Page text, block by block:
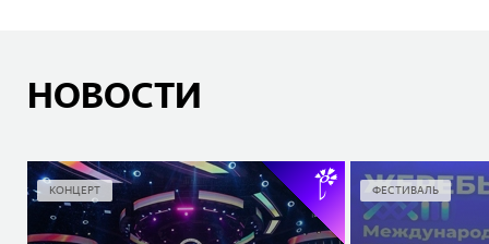
НОВОСТИ
КОНЦЕРТ ФЕСТИВАЛЬ